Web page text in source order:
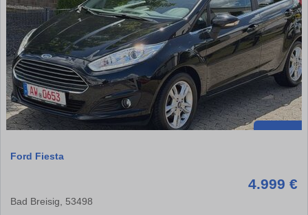
Ford Fiesta
4.999 €
Bad Breisig, 53498